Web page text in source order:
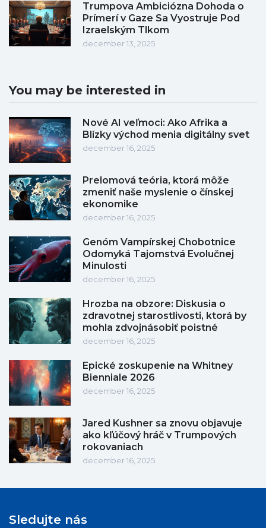
Trumpova Ambiciózna Dohoda o
Prímerí v Gaze Sa Vyostruje Pod
Izraelským Tlkom
december 13, 2025
You may be interested in
Nové AI veľmoci: Ako Afrika a
Blízky východ menia digitálny svet
december 16, 2025
Prelomová teória, ktorá môže
zmeniť naše myslenie o čínskej
ekonomike
december 16, 2025
Genóm Vampírskej Chobotnice
Odomyká Tajomstvá Evolučnej
Minulosti
december 16, 2025
Hrozba na obzore: Diskusia o
zdravotnej starostlivosti, ktorá by
mohla zdvojnásobiť poistné
december 16, 2025
Epické zoskupenie na Whitney
Bienniale 2026
december 16, 2025
Jared Kushner sa znovu objavuje
ako kľúčový hráč v Trumpových
rokovaniach
december 16, 2025
Sledujte nás